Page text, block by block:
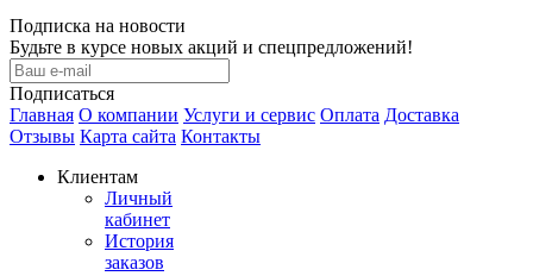
Подписка на новости
Будьте в курсе новых акций и спецпредложений!
Подписаться
Главная О компании Услуги и сервис Оплата Доставка
Отзывы Карта сайта Контакты
Клиентам
Личный
кабинет
История
заказов